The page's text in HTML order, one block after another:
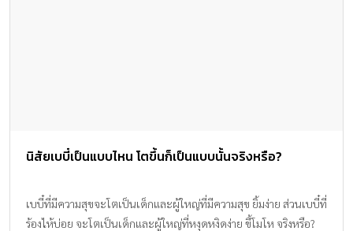
นิสัยเบบี๋เป็นแบบไหน โตขึ้นก็เป็นแบบนั้นจริงหรือ?
เบบี๋ที่มีความสุขจะโตเป็นเด็กและผู้ใหญ่ที่มีความสุข ยิ้มง่าย ส่วนเบบี๋ที่
ร้องไห้บ่อย จะโตเป็นเด็กและผู้ใหญ่ที่หงุดหงิดง่าย ขี้โมโห จริงหรือ?